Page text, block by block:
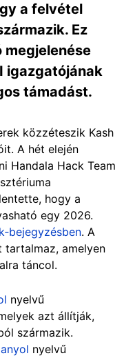
a felvétel
Ez
megjelenése
igazgatójának
támadást.
közzéteszik Kash
A hét elején
Handala Hack Team
hogy a
egy 2026.
. A
amelyen
táncol.
nyelvű
azt állítják,
származik.
nyelvű